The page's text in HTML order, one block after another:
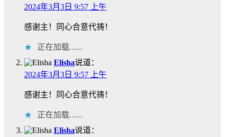
2024年3月3日 9:57 上午
感谢主！同心合意代祷！
正在加载……
Elisha说道：
2024年3月3日 9:57 上午
感谢主！同心合意代祷！
正在加载……
Elisha说道：